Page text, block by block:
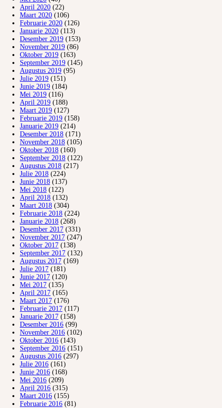
April 2020 (22)
Maart 2020 (106)
Februarie 2020 (126)
Januarie 2020 (113)
Desember 2019 (153)
November 2019 (86)
Oktober 2019 (163)
September 2019 (145)
Augustus 2019 (95)
Julie 2019 (151)
Junie 2019 (184)
Mei 2019 (116)
April 2019 (188)
Maart 2019 (127)
Februarie 2019 (158)
Januarie 2019 (214)
Desember 2018 (171)
November 2018 (105)
Oktober 2018 (160)
September 2018 (122)
Augustus 2018 (217)
Julie 2018 (224)
Junie 2018 (137)
Mei 2018 (122)
April 2018 (132)
Maart 2018 (304)
Februarie 2018 (224)
Januarie 2018 (268)
Desember 2017 (331)
November 2017 (247)
Oktober 2017 (138)
September 2017 (132)
Augustus 2017 (169)
Julie 2017 (181)
Junie 2017 (120)
Mei 2017 (135)
April 2017 (165)
Maart 2017 (176)
Februarie 2017 (117)
Januarie 2017 (158)
Desember 2016 (99)
November 2016 (102)
Oktober 2016 (143)
September 2016 (151)
Augustus 2016 (297)
Julie 2016 (161)
Junie 2016 (168)
Mei 2016 (209)
April 2016 (315)
Maart 2016 (155)
Februarie 2016 (81)